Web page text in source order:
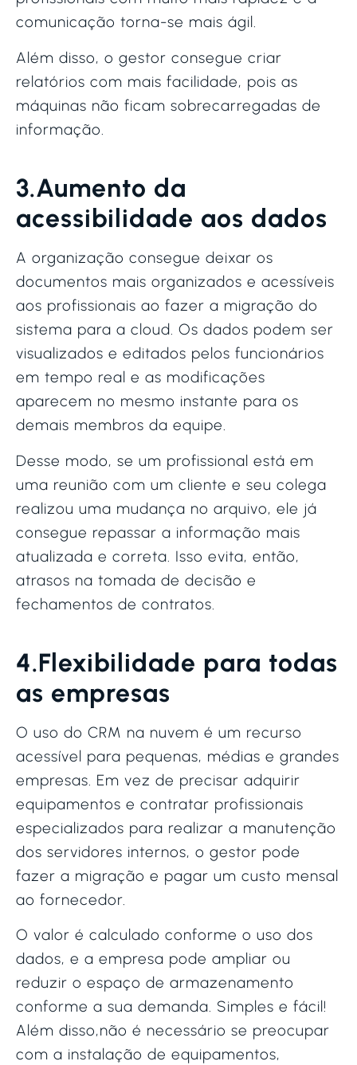
comunicação torna-se mais ágil.
Além disso, o gestor consegue criar
relatórios com mais facilidade, pois as
máquinas não ficam sobrecarregadas de
informação.
3.Aumento da
acessibilidade aos dados
A organização consegue deixar os
documentos mais organizados e acessíveis
aos profissionais ao fazer a migração do
sistema para a cloud. Os dados podem ser
visualizados e editados pelos funcionários
em tempo real e as modificações
aparecem no mesmo instante para os
demais membros da equipe.
Desse modo, se um profissional está em
uma reunião com um cliente e seu colega
realizou uma mudança no arquivo, ele já
consegue repassar a informação mais
atualizada e correta. Isso evita, então,
atrasos na tomada de decisão e
fechamentos de contratos.
4.Flexibilidade para todas
as empresas
O uso do CRM na nuvem é um recurso
acessível para pequenas, médias e grandes
empresas. Em vez de precisar adquirir
equipamentos e contratar profissionais
especializados para realizar a manutenção
dos servidores internos, o gestor pode
fazer a migração e pagar um custo mensal
ao fornecedor.
O valor é calculado conforme o uso dos
dados, e a empresa pode ampliar ou
reduzir o espaço de armazenamento
conforme a sua demanda. Simples e fácil!
Além disso,não é necessário se preocupar
com a instalação de equipamentos,